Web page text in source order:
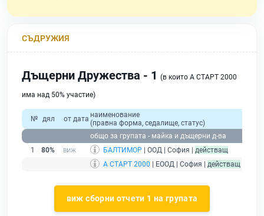
СЪДРУЖИЯ
Дъщерни Дружества - 1 (в които А СТАРТ 2000
има над 50% участие)
№ дял от дата наименование
(правна форма, седалище, статус)
общо за групата - майка и дъщерни д-ва
1
80% БАЛТИМОР | ООД | София | действащ
А СТАРТ 2000 | ЕООД | София | действащ
виж сборни отчети 1 на групата